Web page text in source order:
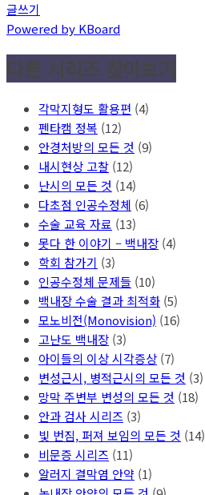
글쓰기
Powered by KBoard
다른 시리즈 찾아보기
각막지형도 활용편 (4)
펜타캠 정복 (12)
안경처방의 모든 것 (9)
내시현상 고찰 (12)
난시의 모든 것 (14)
다초점 인공수정체 (6)
수술 교육 자료 (13)
못다 한 이야기 – 백내장 (4)
학회 참가기 (3)
인공수정체 문제들 (10)
백내장 수술 결과 최적화 (5)
모노비전(Monovision) (16)
고난도 백내장 (3)
아이들의 이상 시각증상 (7)
변성근시, 병적근시의 모든 것 (3)
망막 주변부 변성의 모든 것 (18)
안과 검사 시리즈 (3)
빛 번짐, 퍼져 보임의 모든 것 (14)
비문증 시리즈 (11)
알러지 결막염 안약 (1)